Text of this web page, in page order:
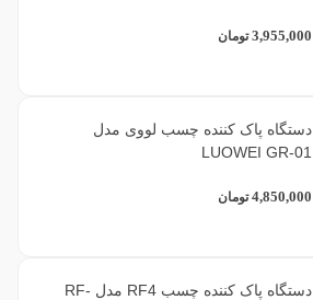
3,955,000 تومان
دستگاه پاک کننده چسب لووی مدل
LUOWEI GR-01
4,850,000 تومان
دستگاه پاک کننده چسب RF4 مدل RF-